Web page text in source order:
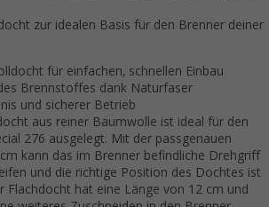
zur idealen Basis für den Brenner deiner
für einfachen, schnellen Einbau
Brennstoffes dank Naturfaser
und sicherer Betrieb
aus reiner Baumwolle ist ideal für den
276 ausgelegt. Mit der passgenauen
kann das im Brenner befindliche Drehgriff
und die richtige Position des Dochtes ist
Flachdocht hat eine Länge von 12 cm und